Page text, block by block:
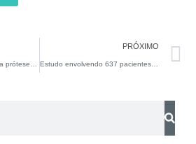
Entenda como funciona a prótese peniana
PRÓXIMO
Estudo envolvendo 637 pacientes mostra eficácia das ondas de choque no tratamento da disfunção erétil